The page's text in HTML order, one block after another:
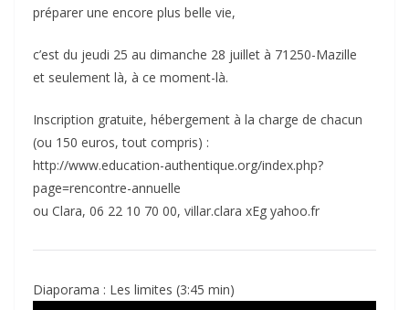
préparer une encore plus belle vie,
c’est du jeudi 25 au dimanche 28 juillet à 71250-Mazille
et seulement là, à ce moment-là.
Inscription gratuite, hébergement à la charge de chacun
(ou 150 euros, tout compris) :
http://www.education-authentique.org/index.php?
page=rencontre-annuelle
ou Clara, 06 22 10 70 00, villar.clara xEg yahoo.fr
Diaporama : Les limites (3:45 min)